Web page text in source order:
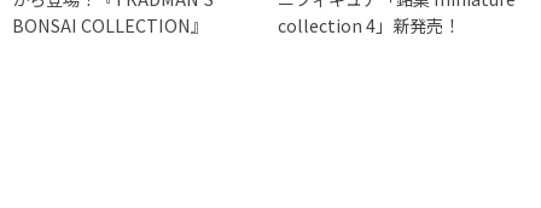
BONSAI COLLECTION』
collection 4」新発売！